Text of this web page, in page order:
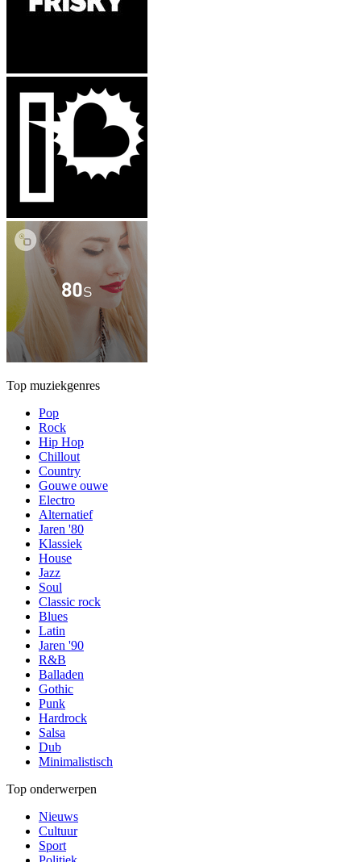
Top muziekgenres
Pop
Rock
Hip Hop
Chillout
Country
Gouwe ouwe
Electro
Alternatief
Jaren '80
Klassiek
House
Jazz
Soul
Classic rock
Blues
Latin
Jaren '90
R&B
Balladen
Gothic
Punk
Hardrock
Salsa
Dub
Minimalistisch
Top onderwerpen
Nieuws
Cultuur
Sport